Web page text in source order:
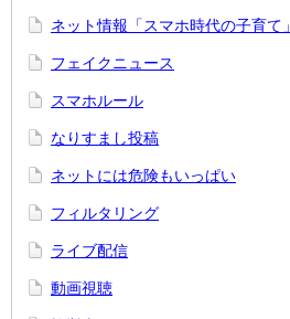
ネット情報「スマホ時代の子育て」
フェイクニュース
スマホルール
なりすまし投稿
ネットには危険もいっぱい
フィルタリング
ライブ配信
動画視聴